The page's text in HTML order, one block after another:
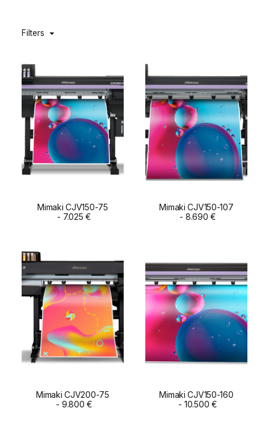
IDIOMA
Filters
ADD TO CART
Mimaki CJV150-75
7.025€ ADD TO CART
Mimaki CJV150-107
8.690€
ADD TO CART
Mimaki CJV200-75
9.800€ ADD TO CART
Mimaki CJV150-160
10.500€